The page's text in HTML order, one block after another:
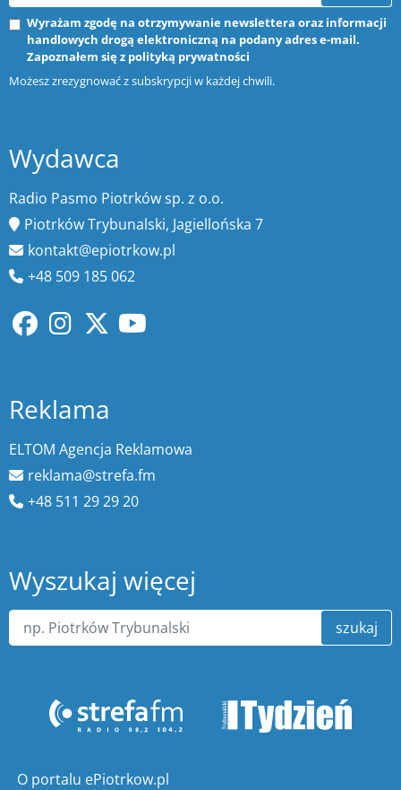
Wyrażam zgodę na otrzymywanie newslettera oraz informacji
handlowych drogą elektroniczną na podany adres e-mail.
Zapoznałem się z polityką prywatności
Możesz zrezygnować z subskrypcji w każdej chwili.
Wydawca
Radio Pasmo Piotrków sp. z o.o.
Piotrków Trybunalski, Jagiellońska 7
kontakt@epiotrkow.pl
+48 509 185 062
Reklama
ELTOM Agencja Reklamowa
reklama@strefa.fm
+48 511 29 29 20
Wyszukaj więcej
szukaj
O portalu ePiotrkow.pl